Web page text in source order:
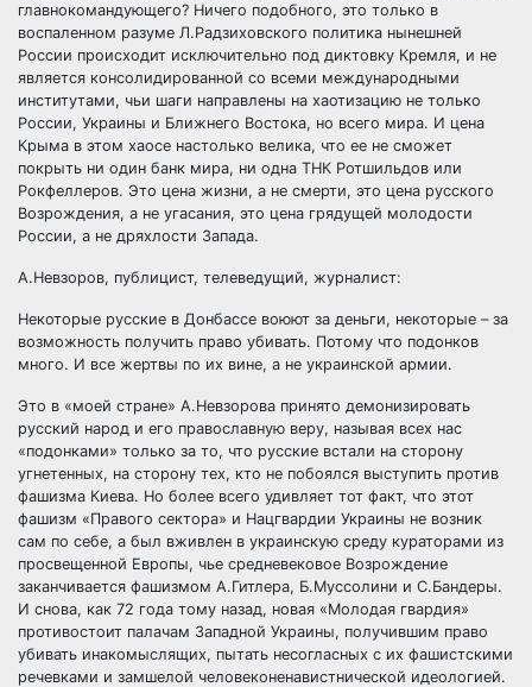
главнокомандующего? Ничего подобного, это только в
воспаленном разуме Л.Радзиховского политика нынешней
России происходит исключительно под диктовку Кремля, и не
является консолидированной со всеми международными
институтами, чьи шаги направлены на хаотизацию не только
России, Украины и Ближнего Востока, но всего мира. И цена
Крыма в этом хаосе настолько велика, что ее не сможет
покрыть ни один банк мира, ни одна ТНК Ротшильдов или
Рокфеллеров. Это цена жизни, а не смерти, это цена русского
Возрождения, а не угасания, это цена грядущей молодости
России, а не дряхлости Запада.
А.Невзоров, публицист, телеведущий, журналист:
Некоторые русские в Донбассе воюют за деньги, некоторые – за
возможность получить право убивать. Потому что подонков
много. И все жертвы по их вине, а не украинской армии.
Это в «моей стране» А.Невзорова принято демонизировать
русский народ и его православную веру, называя всех нас
«подонками» только за то, что русские встали на сторону
угнетенных, на сторону тех, кто не побоялся выступить против
фашизма Киева. Но более всего удивляет тот факт, что этот
фашизм «Правого сектора» и Нацгвардии Украины не возник
сам по себе, а был вживлен в украинскую среду кураторами из
просвещенной Европы, чье средневековое Возрождение
заканчивается фашизмом А.Гитлера, Б.Муссолини и С.Бандеры.
И снова, как 72 года тому назад, новая «Молодая гвардия»
противостоит палачам Западной Украины, получившим право
убивать инакомыслящих, пытать несогласных с их фашистскими
речевками и замшелой человеконенавистнической идеологией.